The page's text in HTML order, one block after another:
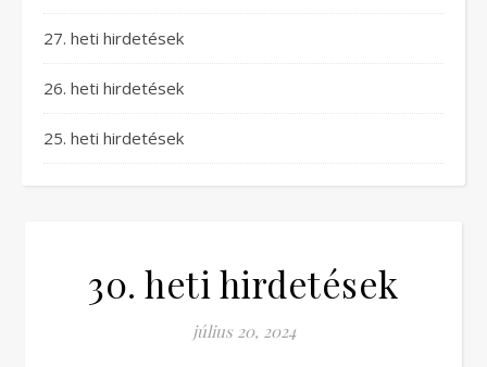
27. heti hirdetések
26. heti hirdetések
25. heti hirdetések
30. heti hirdetések
július 20, 2024